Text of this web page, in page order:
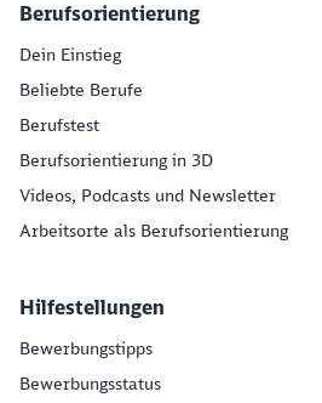
Berufsorientierung
Dein Einstieg
Beliebte Berufe
Berufstest
Berufsorientierung in 3D
Videos, Podcasts und Newsletter
Arbeitsorte als Berufsorientierung
Hilfestellungen
Bewerbungstipps
Bewerbungsstatus